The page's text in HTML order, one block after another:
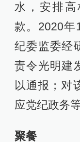
水，安排
款。2020年
纪委监委经
责令光明建
以通报；对
应党纪政务
聚餐